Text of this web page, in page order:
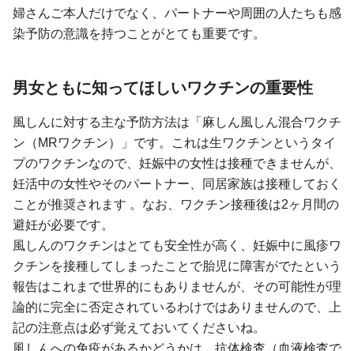
婦さんご本人だけでなく、パートナーや周囲の人たちも感
染予防の意識を持つことがとても重要です。
男女ともに知ってほしいワクチンの重要性
風しんに対する主な予防方法は「麻しん風しん混合ワクチ
ン（MRワクチン）」です。これは生ワクチンというタイ
プのワクチンなので、妊娠中の女性は接種できませんが、
妊活中の女性やそのパートナー、同居家族は接種しておく
ことが推奨されます 。なお、ワクチン接種後は2ヶ月間の
避妊が必要です。
風しんのワクチンはとても安全性が高く、妊娠中に風疹ワ
クチンを接種してしまったことで胎児に障害がでたという
報告はこれまで世界的にもありませんが、その可能性が理
論的に完全に否定されているわけではありませんので、上
記の注意点は必ず覚えておいてくださいね。
風しんへの免疫があるかどうかは、抗体検査（血液検査で